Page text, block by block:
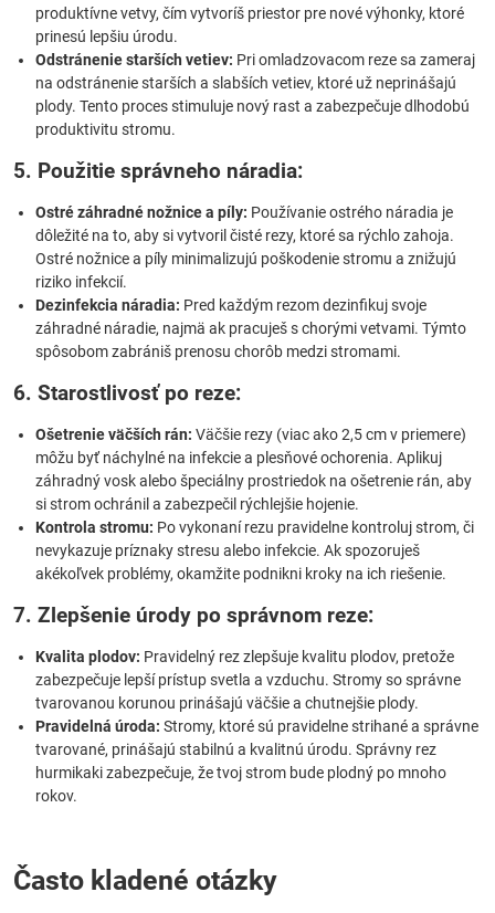
produktívne vetvy, čím vytvoríš priestor pre nové výhonky, ktoré
prinesú lepšiu úrodu.
Odstránenie starších vetiev: Pri omladzovacom reze sa zameraj
na odstránenie starších a slabších vetiev, ktoré už neprinášajú
plody. Tento proces stimuluje nový rast a zabezpečuje dlhodobú
produktivitu stromu.
5. Použitie správneho náradia:
Ostré záhradné nožnice a píly: Používanie ostrého náradia je
dôležité na to, aby si vytvoril čisté rezy, ktoré sa rýchlo zahoja.
Ostré nožnice a píly minimalizujú poškodenie stromu a znižujú
riziko infekcií.
Dezinfekcia náradia: Pred každým rezom dezinfikuj svoje
záhradné náradie, najmä ak pracuješ s chorými vetvami. Týmto
spôsobom zabrániš prenosu chorôb medzi stromami.
6. Starostlivosť po reze:
Ošetrenie väčších rán: Väčšie rezy (viac ako 2,5 cm v priemere)
môžu byť náchylné na infekcie a plesňové ochorenia. Aplikuj
záhradný vosk alebo špeciálny prostriedok na ošetrenie rán, aby
si strom ochránil a zabezpečil rýchlejšie hojenie.
Kontrola stromu: Po vykonaní rezu pravidelne kontroluj strom, či
nevykazuje príznaky stresu alebo infekcie. Ak spozoruješ
akékoľvek problémy, okamžite podnikni kroky na ich riešenie.
7. Zlepšenie úrody po správnom reze:
Kvalita plodov: Pravidelný rez zlepšuje kvalitu plodov, pretože
zabezpečuje lepší prístup svetla a vzduchu. Stromy so správne
tvarovanou korunou prinášajú väčšie a chutnejšie plody.
Pravidelná úroda: Stromy, ktoré sú pravidelne strihané a správne
tvarované, prinášajú stabilnú a kvalitnú úrodu. Správny rez
hurmikaki zabezpečuje, že tvoj strom bude plodný po mnoho
rokov.
Často kladené otázky